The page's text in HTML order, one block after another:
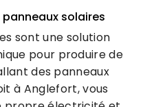
solaires
sont une solution
pour produire de
des panneaux
à Anglefort, vous